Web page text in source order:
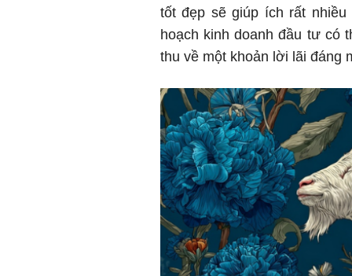
tốt đẹp sẽ giúp ích rất
hoạch kinh doanh đầu tư có
thu về một khoản lời lãi